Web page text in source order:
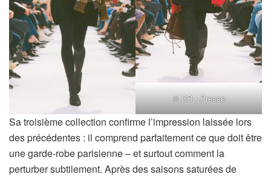
© DR • Presse
Sa troisième collection confirme l’impression laissée lors
des précédentes : il comprend parfaitement ce que doit être
une garde-robe parisienne – et surtout comment la
perturber subtilement. Après des saisons saturées de